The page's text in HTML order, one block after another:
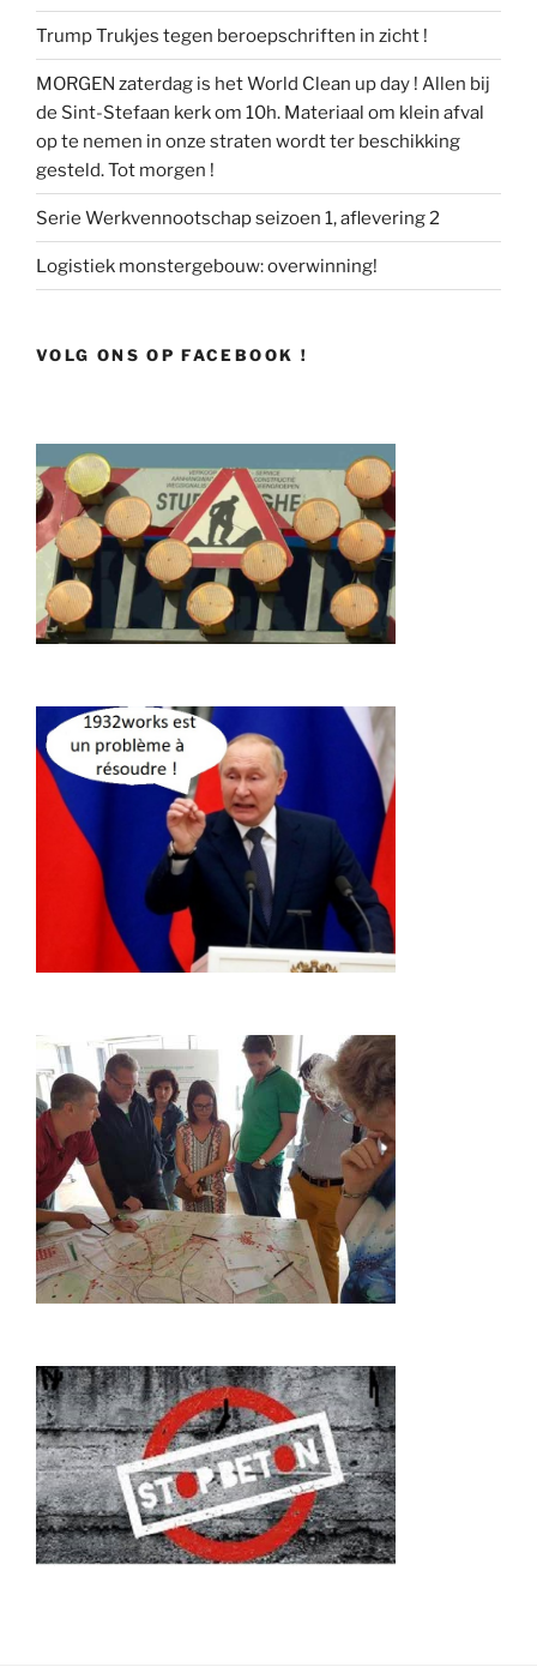
Trump Trukjes tegen beroepschriften in zicht !
MORGEN zaterdag is het World Clean up day ! Allen bij
de Sint-Stefaan kerk om 10h. Materiaal om klein afval
op te nemen in onze straten wordt ter beschikking
gesteld. Tot morgen !
Serie Werkvennootschap seizoen 1, aflevering 2
Logistiek monstergebouw: overwinning!
VOLG ONS OP FACEBOOK !